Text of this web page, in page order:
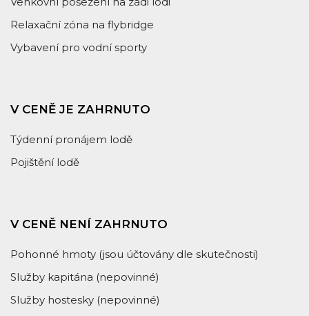
Relaxační zóna na flybridge
Vybavení pro vodní sporty
V CENĚ JE ZAHRNUTO
Týdenní pronájem lodě
Pojištění lodě
V CENĚ NENÍ ZAHRNUTO
Pohonné hmoty (jsou účtovány dle skutečnosti)
Služby kapitána (nepovinné)
Služby hostesky (nepovinné)